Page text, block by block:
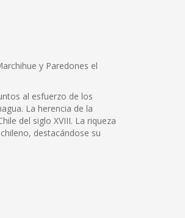
y Paredones el
al esfuerzo de los
La herencia de la
del siglo XVIII. La riqueza
destacándose su